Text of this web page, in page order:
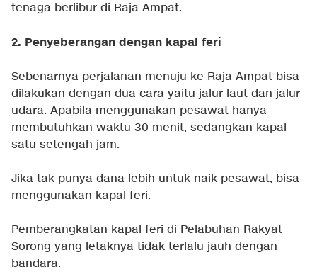
tenaga berlibur di Raja Ampat.
2. Penyeberangan dengan kapal feri
Sebenarnya perjalanan menuju ke Raja Ampat bisa
dilakukan dengan dua cara yaitu jalur laut dan jalur
udara. Apabila menggunakan pesawat hanya
membutuhkan waktu 30 menit, sedangkan kapal
satu setengah jam.
Jika tak punya dana lebih untuk naik pesawat, bisa
menggunakan kapal feri.
Pemberangkatan kapal feri di Pelabuhan Rakyat
Sorong yang letaknya tidak terlalu jauh dengan
bandara.